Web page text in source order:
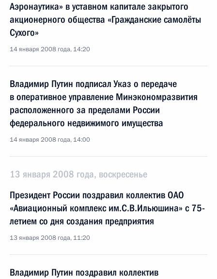
Аэронаутика» в уставном капитале закрытого
акционерного общества «Гражданские самолёты
Сухого»
14 января 2008 года, 14:20
Владимир Путин подписал Указ о передаче
в оперативное управление Минэкономразвития
расположенного за пределами России
федерального недвижимого имущества
14 января 2008 года, 14:00
13 января 2008 года, воскресенье
Президент России поздравил коллектив ОАО
«Авиационный комплекс им.С.В.Ильюшина» с 75-
летием со дня создания предприятия
13 января 2008 года, 11:20
Владимир Путин поздравил коллектив